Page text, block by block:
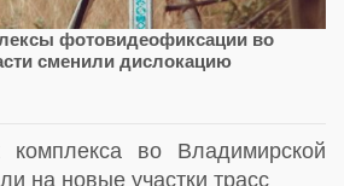
фотовидеофиксации во
сменили дислокацию
во Владимирской
на новые участки трасс